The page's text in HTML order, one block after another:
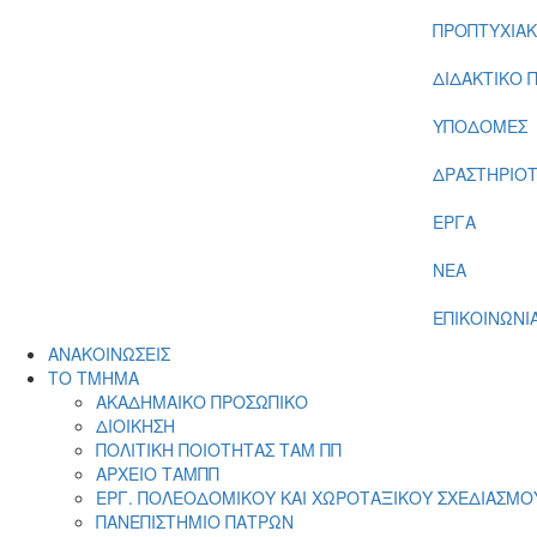
ΔΙΔΑΚΤΙΚΟ
ΥΠΟΔΟΜΕΣ
ΕΡΓΑ
ΝΕΑ
ΑΝΑΚΟΙΝΩΣΕΙΣ
ΤΟ ΤΜΗΜΑ
ΑΚΑΔΗΜΑΙΚΟ ΠΡΟΣΩΠΙΚΟ
ΔΙΟΙΚΗΣΗ
ΠΟΛΙΤΙΚΗ ΠΟΙΟΤΗΤΑΣ ΤΑΜ ΠΠ
ΑΡΧΕΙΟ ΤΑΜΠΠ
ΕΡΓ. ΠΟΛΕΟΔΟΜΙΚΟΥ ΚΑΙ ΧΩΡΟΤΑΞΙΚΟΥ
ΠΑΝΕΠΙΣΤΗΜΙΟ ΠΑΤΡΩΝ